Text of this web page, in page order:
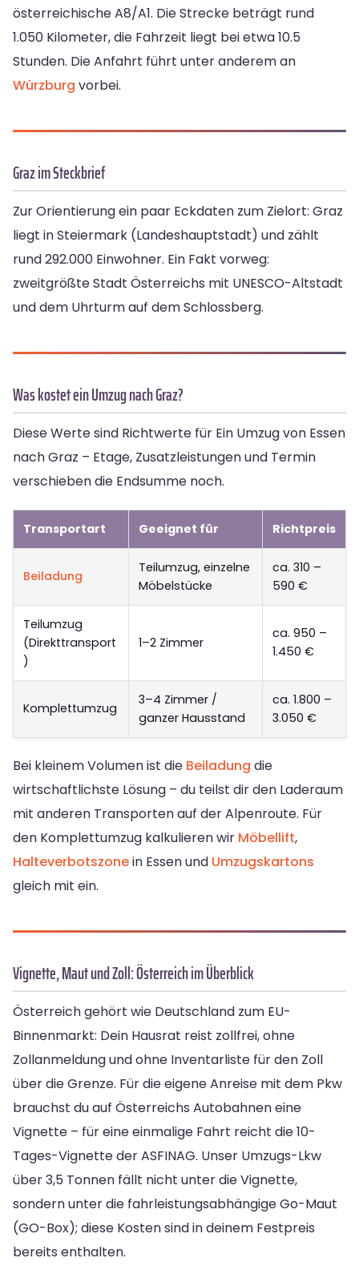
österreichische A8/A1. Die Strecke beträgt rund
1.050 Kilometer, die Fahrzeit liegt bei etwa 10.5
Stunden. Die Anfahrt führt unter anderem an
Würzburg vorbei.
Graz im Steckbrief
Zur Orientierung ein paar Eckdaten zum Zielort: Graz
liegt in Steiermark (Landeshauptstadt) und zählt
rund 292.000 Einwohner. Ein Fakt vorweg:
zweitgrößte Stadt Österreichs mit UNESCO-Altstadt
und dem Uhrturm auf dem Schlossberg.
Was kostet ein Umzug nach Graz?
Diese Werte sind Richtwerte für Ein Umzug von Essen
nach Graz – Etage, Zusatzleistungen und Termin
verschieben die Endsumme noch.
Transportart Geeignet für Richtpreis
Beiladung
Teilumzug, einzelne
Möbelstücke
ca. 310 –
590 €
Teilumzug
(Direkttransport
)
1–2 Zimmer
ca. 950 –
1.450 €
Komplettumzug
3–4 Zimmer /
ganzer Hausstand
ca. 1.800 –
3.050 €
Bei kleinem Volumen ist die Beiladung die
wirtschaftlichste Lösung – du teilst dir den Laderaum
mit anderen Transporten auf der Alpenroute. Für
den Komplettumzug kalkulieren wir Möbellift,
Halteverbotszonein Essen und Umzugskartons
gleich mit ein.
Vignette, Maut und Zoll: Österreich im Überblick
Österreich gehört wie Deutschland zum EU-
Binnenmarkt: Dein Hausrat reist zollfrei, ohne
Zollanmeldung und ohne Inventarliste für den Zoll
über die Grenze. Für die eigene Anreise mit dem Pkw
brauchst du auf Österreichs Autobahnen eine
Vignette – für eine einmalige Fahrt reicht die 10-
Tages-Vignette der ASFINAG. Unser Umzugs-Lkw
über 3,5 Tonnen fällt nicht unter die Vignette,
sondern unter die fahrleistungsabhängige Go-Maut
(GO-Box); diese Kosten sind in deinem Festpreis
bereits enthalten.